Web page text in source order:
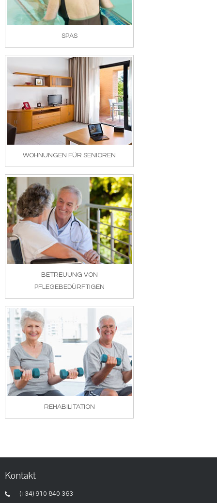
SPAS
WOHNUNGEN FÜR SENIOREN
BETREUUNG VON
PFLEGEBEDÜRFTIGEN
REHABILITATION
Kontakt
(+34) 910 840 363